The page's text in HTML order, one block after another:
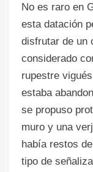
No es raro en
esta datación
disfrutar de un
considerado
rupestre
estaba
se propuso
muro y una
había restos
tipo de